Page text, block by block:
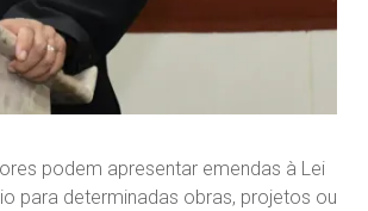
podem apresentar emendas à Lei
para determinadas obras, projetos ou